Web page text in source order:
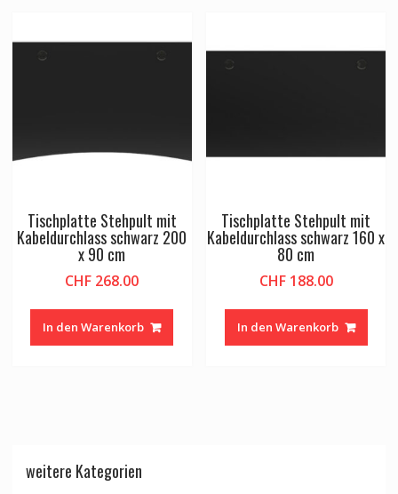
Tischplatte Stehpult mit
Kabeldurchlass schwarz 200
x 90 cm
CHF 268.00
In den Warenkorb
Tischplatte Stehpult mit
Kabeldurchlass schwarz 160 x
80 cm
CHF188.00
In den Warenkorb
weitere Kategorien